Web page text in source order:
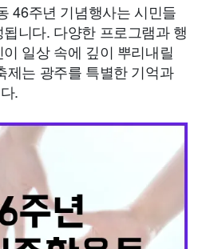
46주년 기념행사는 시민들
니다. 다양한 프로그램과 행
일상 속에 깊이 뿌리내릴
제는 광주를 특별한 기억과
.